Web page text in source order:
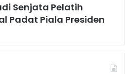
Senjata Pelatih
Padat Piala Presiden